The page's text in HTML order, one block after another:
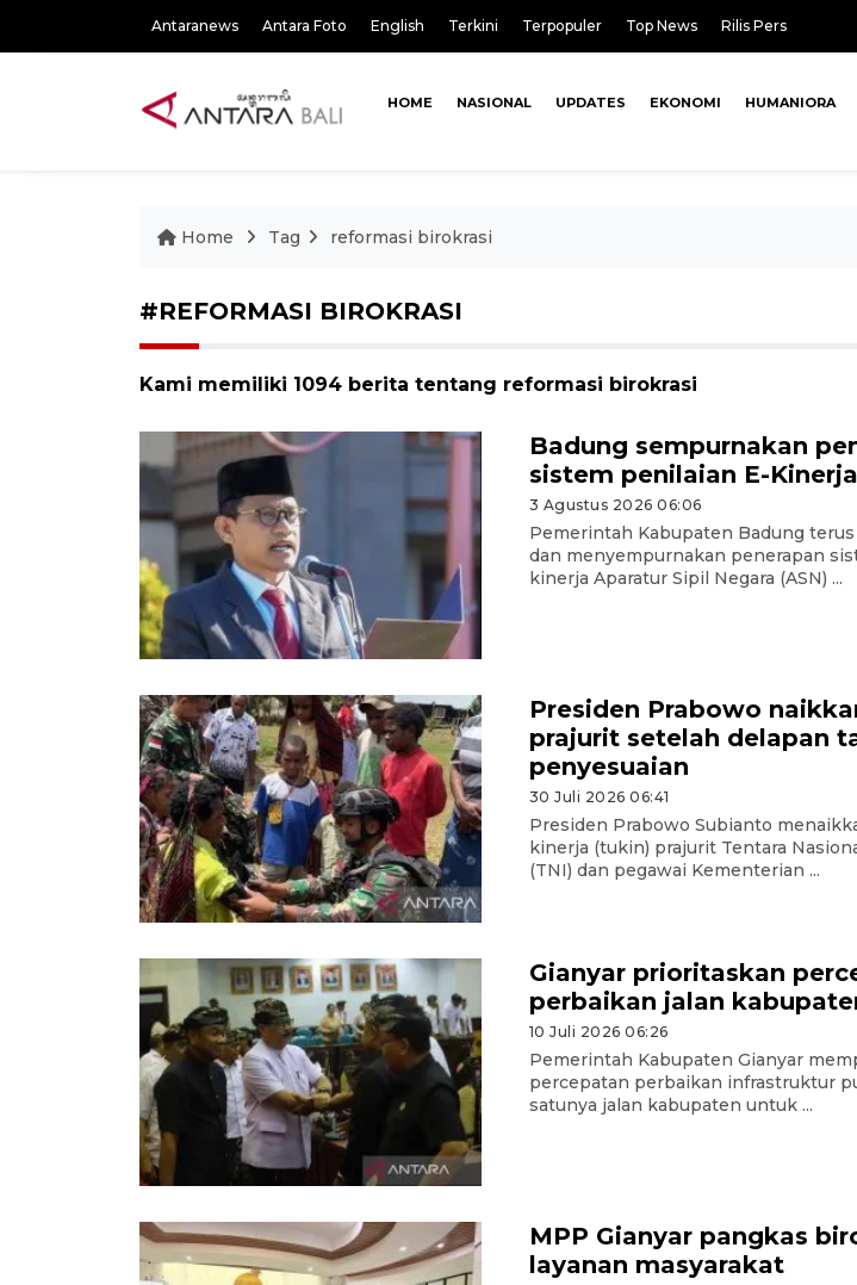
Antaranews Antara Foto English Terkini Terpopuler Top News Rilis Pers
HOME NASIONAL UPDATES EKONOMI HUMANIORA
Home Tag reformasi birokrasi
#REFORMASI BIROKRASI
Kami memiliki 1094 berita tentang reformasi birokrasi
Badung sempurnakan
sistem penilaian E-
3 Agustus 2026 06:06
Pemerintah Kabupaten Badung
dan menyempurnakan penerapan
kinerja Aparatur Sipil Negara (ASN) ...
Presiden Prabowo
prajurit setelah delapan
penyesuaian
30 Juli 2026 06:41
Presiden Prabowo Subianto
kinerja (tukin) prajurit Tentara
(TNI) dan pegawai Kementerian ...
Gianyar prioritaskan
perbaikan jalan
10 Juli 2026 06:26
Pemerintah Kabupaten Gianyar
percepatan perbaikan infrastruktur
satunya jalan kabupaten untuk ...
MPP Gianyar pangkas
layanan masyarakat